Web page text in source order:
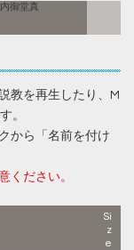
御堂真
教を再生したり、M
。
から「名前を付け
ください。
Si
z
e